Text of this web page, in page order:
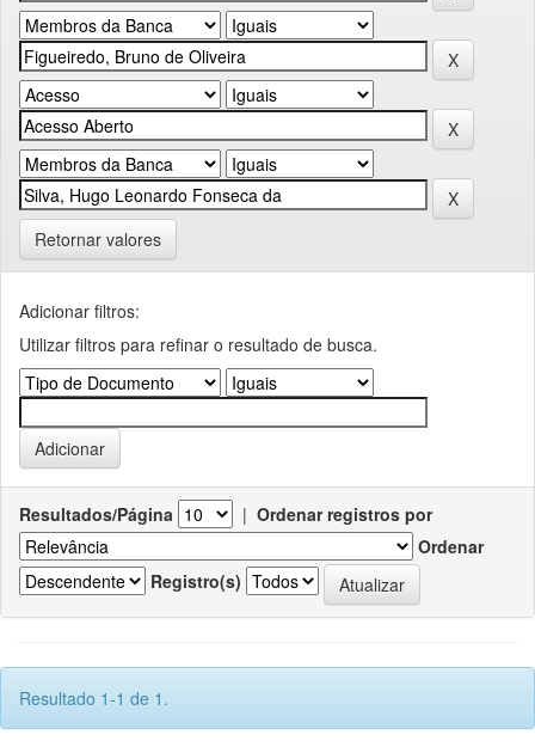
Retornar valores
Adicionar filtros:
Utilizar filtros para refinar o resultado de busca.
Resultados/Página | Ordenar registros por
Ordenar
Registro(s)
Resultado 1-1 de 1.